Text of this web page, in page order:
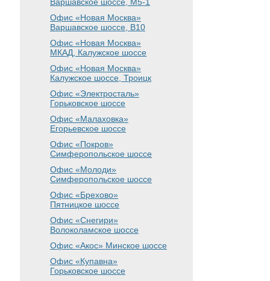
Офис «Новая Москва»
Варшавское шоссе , B10
Офис «Новая Москва»
МКАД, Калужское шоссе
Офис «Новая Москва»
Калужское шоссе, Троицк
Офис «Электросталь»
Горьковское шоссе
Офис «Малаховка»
Егорьевское шоссе
Офис «Покров»
Симферопольское шоссе
Офис «Молоди»
Симферопольское шоссе
Офис «Брехово»
Пятницкое шоссе
Офис «Снегири»
Волоколамское шоссе
Офис «Акос» Минское шоссе
Офис «Купавна»
Горьковское шоссе